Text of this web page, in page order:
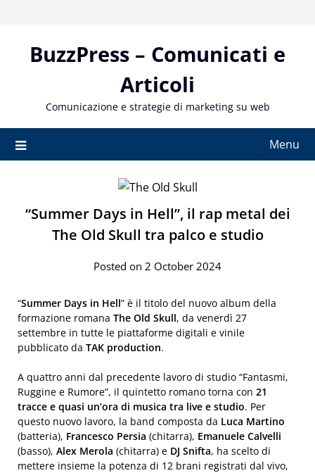
contentBuzzPress – Comunicati e
Articoli
Comunicazione e strategie di marketing su web
Menu
“Summer Days in Hell”, il rap metal dei
The Old Skull tra palco e studio
Posted on 2 October 2024
“Summer Days in Hell” è il titolo del nuovo album della
formazione romana The Old Skull, da venerdì 27
settembre in tutte le piattaforme digitali e vinile
pubblicato da TAK production.
A quattro anni dal precedente lavoro di studio “Fantasmi,
Ruggine e Rumore”, il quintetto romano torna con 21
tracce e quasi un’ora di musica tra live e studio. Per
questo nuovo lavoro, la band composta da Luca Martino
(batteria), Francesco Persia (chitarra), Emanuele Calvelli
(basso), Alex Merola (chitarra) e DJ Snifta, ha scelto di
mettere insieme la potenza di 12 brani registrati dal vivo,